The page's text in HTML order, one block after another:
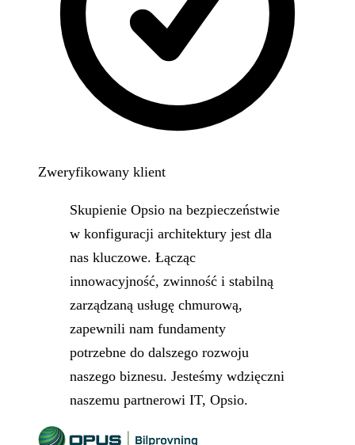
Zweryfikowany klient
Skupienie Opsio na bezpieczeństwie
w konfiguracji architektury jest dla
nas kluczowe. Łącząc
innowacyjność, zwinność i stabilną
zarządzaną usługę chmurową,
zapewnili nam fundamenty
potrzebne do dalszego rozwoju
naszego biznesu. Jesteśmy wdzięczni
naszemu partnerowi IT, Opsio.